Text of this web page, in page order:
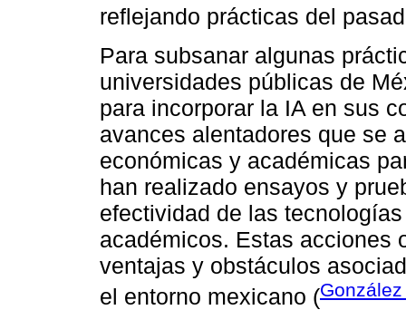
reflejando prácticas del
Para subsanar algunas
universidades públicas de
para incorporar la IA en sus
avances alentadores que se
económicas y académicas
han realizado ensayos y
efectividad de las
académicos. Estas acciones
ventajas y obstáculos
el entorno mexicano (